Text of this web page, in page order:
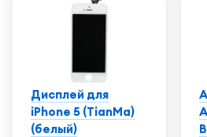
Дисплей для
iPhone 5 (TianMa)
(белый)